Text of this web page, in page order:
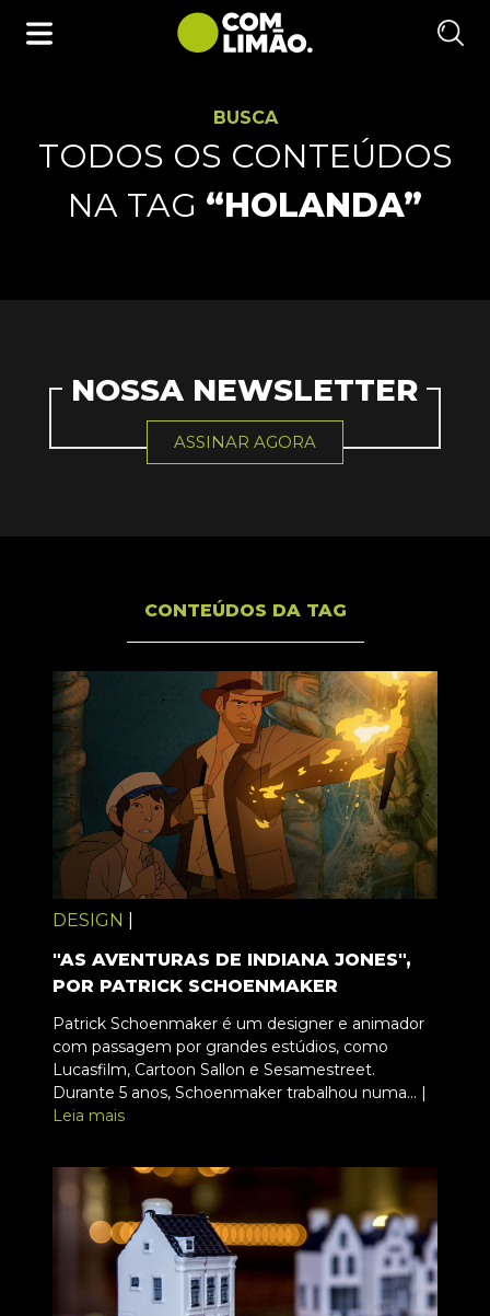
BUSCA
TODOS OS CONTEÚDOS
NA TAG “HOLANDA”
NOSSA NEWSLETTER
ASSINAR AGORA
CONTEÚDOS DA TAG
DESIGN
"AS AVENTURAS DE INDIANA JONES",
POR PATRICK SCHOENMAKER
Patrick Schoenmaker é um designer e animador
com passagem por grandes estúdios, como
Lucasfilm, Cartoon Sallon e Sesamestreet.
Durante 5 anos, Schoenmaker trabalhou numa... |
Leia mais